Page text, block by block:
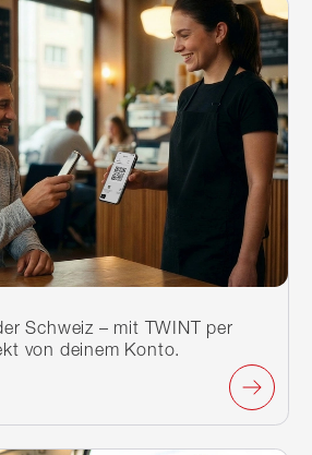
Schweiz – mit TWINT per
von deinem Konto.